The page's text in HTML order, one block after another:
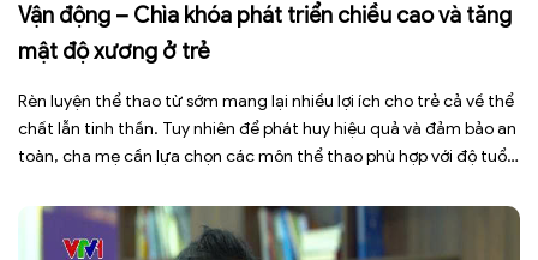
Vận động – Chìa khóa phát triển chiều cao và tăng
mật độ xương ở trẻ
Rèn luyện thể thao từ sớm mang lại nhiều lợi ích cho trẻ cả về thể
chất lẫn tinh thần. Tuy nhiên để phát huy hiệu quả và đảm bảo an
toàn, cha mẹ cần lựa chọn các môn thể thao phù hợp với độ tuổi,